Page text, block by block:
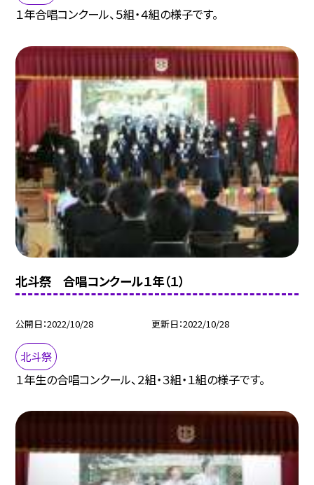
１年合唱コンクール、５組・４組の様子です。
北斗祭 合唱コンクール１年（１）
公開日 2022/10/28 更新日 2022/10/28
北斗祭
１年生の合唱コンクール、２組・３組・１組の様子です。